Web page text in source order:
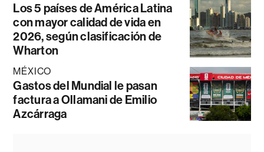
Los 5 países de América Latina
con mayor calidad de vida en
2026, según clasificación de
Wharton
MÉXICO
Gastos del Mundial le pasan
factura a Ollamani de Emilio
Azcárraga